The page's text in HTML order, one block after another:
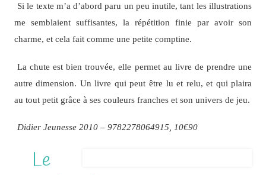
Si le texte m’a d’abord paru un peu inutile, tant les illustrations
me semblaient suffisantes, la répétition finie par avoir son
charme, et cela fait comme une petite comptine.
La chute est bien trouvée, elle permet au livre de prendre une
autre dimension. Un livre qui peut être lu et relu, et qui plaira
au tout petit grâce à ses couleurs franches et son univers de jeu.
Didier Jeunesse 2010 – 9782278064915, 10€90
Le